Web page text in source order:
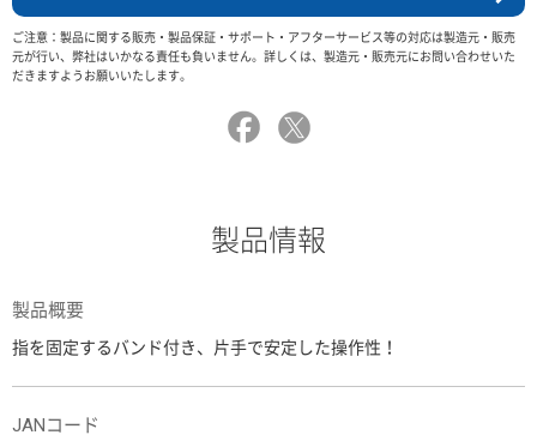
ご注意：製品に関する販売・製品保証・サポート・アフターサービス等の対応は製造元・販売
元が行い、弊社はいかなる責任も負いません。詳しくは、製造元・販売元にお問い合わせいた
だきますようお願いいたします。
製品情報
製品概要
指を固定するバンド付き、片手で安定した操作性！
JANコード